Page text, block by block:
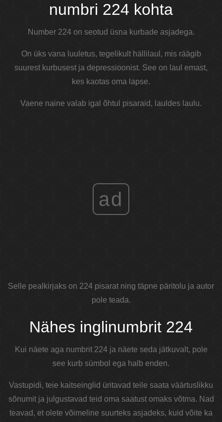
numbri 224 kohta
Number 224 on seotud üsna kurbade asjadega.
On üks vana luuletus, tegelikult hällilaul, mis räägib
suurest kurbusest ja depressioonist. See on laul emast,
kes kaotas oma lapse.
Vaene naine valab igal õhtul pisaraid, lauldes laulu.
ad
Selle pealkirjaks on 224 pisarat ning täpne päritolu ja autor
pole teada.
Nähes inglinumbrit 224
Kui näete aga numbrit 224 ja näete seda jätkuvalt, pole
see kurb sümbol ega halb enden.
Vastupidi, teie kaitseinglid üritavad teile saata väärtuslikku
sõnumit ja julgustavad teid oma saatust omaks võtma. Nad
teavad, et olete võimeline suurteks asjadeks, kuid võite ka